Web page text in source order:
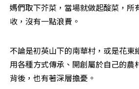
媽們取下芥菜，當場就做起酸菜，所
收，沒有一點浪費。
不論是初英山下的南華村，或是花東
用各種方式傳承、開創屬於自己的農
背後，也有著深層擔憂。